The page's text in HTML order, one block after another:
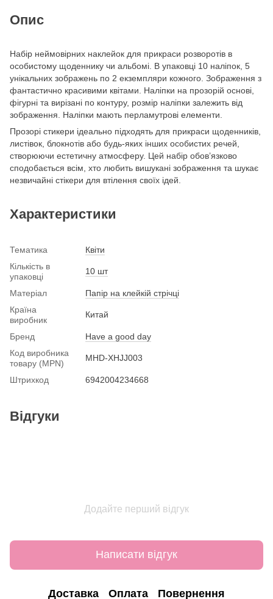
Опис
Набір неймовірних наклейок для прикраси розворотів в
особистому щоденнику чи альбомі. В упаковці 10 наліпок, 5
унікальних зображень по 2 екземпляри кожного. Зображення з
фантастично красивими квітами. Наліпки на прозорій основі,
фігурні та вирізані по контуру, розмір наліпки залежить від
зображення. Наліпки мають перламутрові елементи.
Прозорі стикери ідеально підходять для прикраси щоденників,
листівок, блокнотів або будь-яких інших особистих речей,
створюючи естетичну атмосферу. Цей набір обов’язково
сподобається всім, хто любить вишукані зображення та шукає
незвичайні стікери для втілення своїх ідей.
Характеристики
Тематика
Квіти
Кількість в
упаковці
10 шт
Матеріал
Папір на клейкій стрічці
Країна
виробник
Китай
Бренд
Have a good day
Код виробника
товару (MPN)
MHD-XHJJ003
Штрихкод 6942004234668
Відгуки
Додайте перший відгук
Написати відгук
Доставка Оплата Повернення